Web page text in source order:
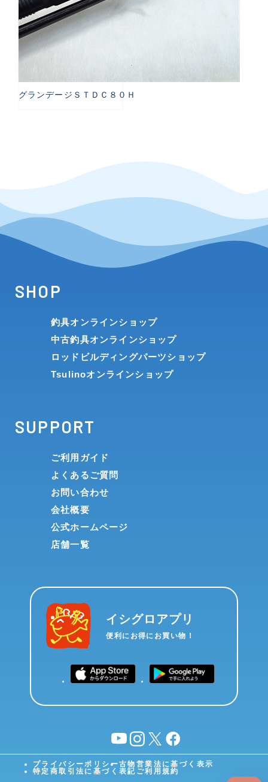
グランデージＳＴＤＣ８０Ｈ
SHOP
釣具オンラインショップ
中古釣具オンラインショップ
ロッドビルディングパーツショップ
Tsulinoオンラインショップ
SUPPORT
ご利用ガイド
よくあるご質問
お問い合わせ
会社概要
公式ホームページ
店舗一覧
イシグロアプリ
便利にお得にお買い物！
YouTubeinstagram
X facebook
プライバシーポリシー古物営業法に基づく表示
特定商取引法に基づく表記 ご利用規約